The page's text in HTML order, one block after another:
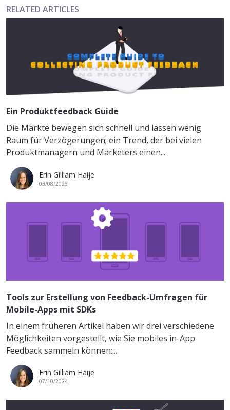
RELATED ARTICLES
Ein Produktfeedback Guide
Die Märkte bewegen sich schnell und lassen wenig
Raum für Verzögerungen; ein Trend, der bei vielen
Produktmanagern und Marketers einen...
Erin Gilliam Haije
03/08/2026
Tools zur Erstellung von Feedback-Umfragen für
Mobile-Apps mit SDKs
In einem früheren Artikel haben wir drei verschiedene
Möglichkeiten vorgestellt, wie Sie mobiles in-App
Feedback sammeln können:...
Erin Gilliam Haije
07/10/2024